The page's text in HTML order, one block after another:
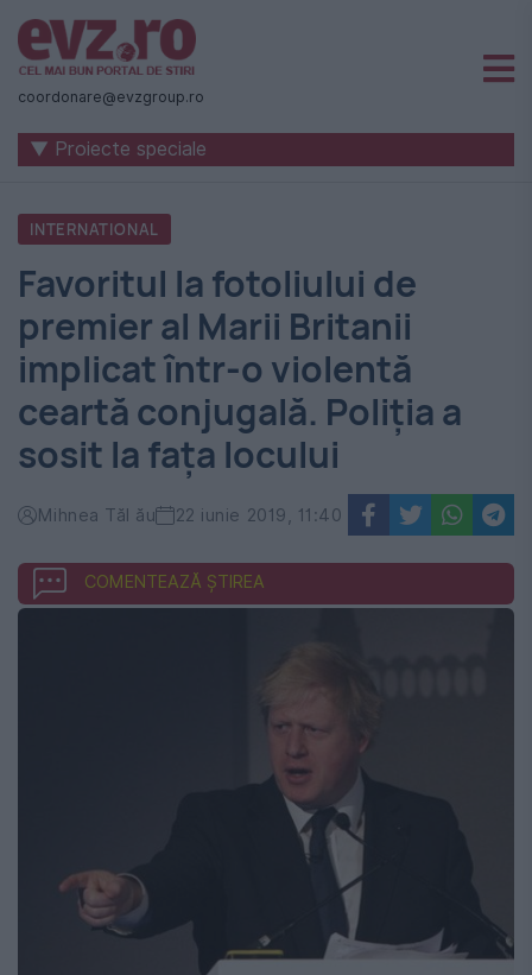
Știri
naționale
internaționale
România
-
Evenimentul
Zilei
coordonare@evzgroup.ro
▼ Proiecte speciale
INTERNATIONAL
Favoritul la fotoliului de
premier al Marii Britanii
implicat într-o violentă
ceartă conjugală. Poliția a
sosit la fața locului
Mihnea Tăl ău 22 iunie 2019, 11:40
COMENTEAZĂ ȘTIREA